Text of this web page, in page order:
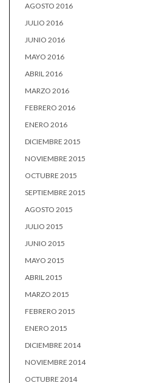
AGOSTO 2016
JULIO 2016
JUNIO 2016
MAYO 2016
ABRIL 2016
MARZO 2016
FEBRERO 2016
ENERO 2016
DICIEMBRE 2015
NOVIEMBRE 2015
OCTUBRE 2015
SEPTIEMBRE 2015
AGOSTO 2015
JULIO 2015
JUNIO 2015
MAYO 2015
ABRIL 2015
MARZO 2015
FEBRERO 2015
ENERO 2015
DICIEMBRE 2014
NOVIEMBRE 2014
OCTUBRE 2014